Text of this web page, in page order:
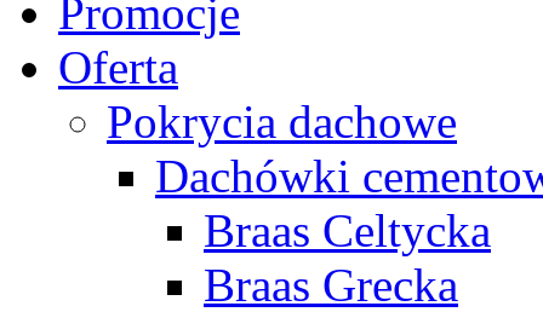
Promocje
Oferta
Pokrycia dachowe
Dachówki
Braas Celtycka
Braas Grecka